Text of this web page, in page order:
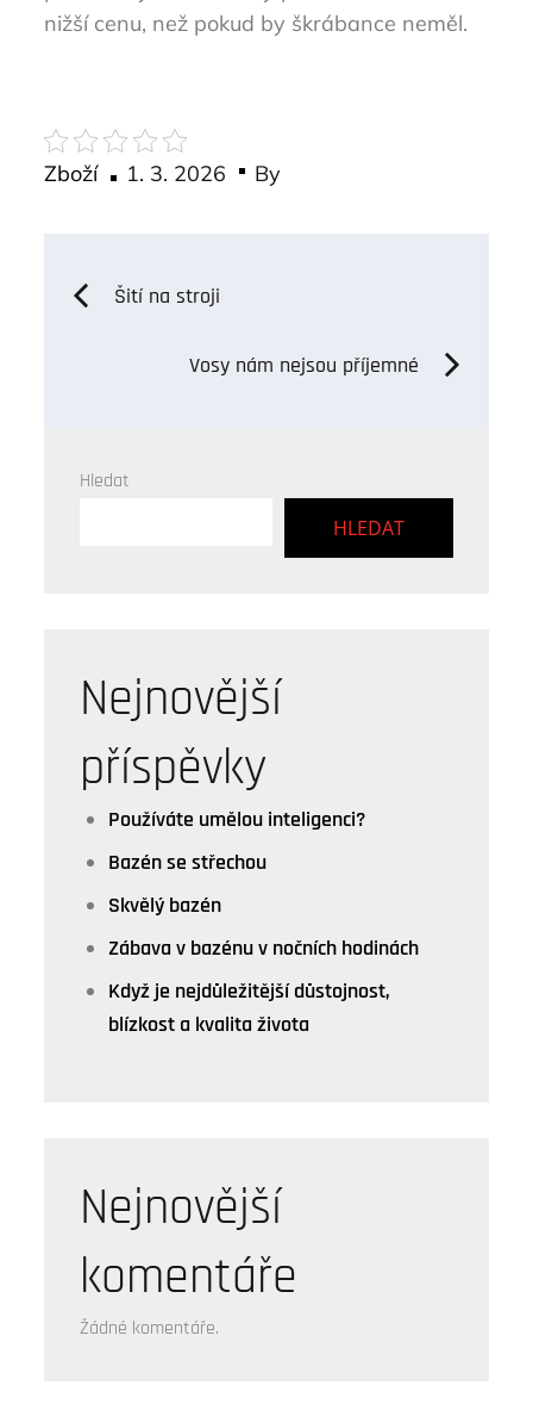
nižší cenu, než pokud by škrábance neměl.
Zboží
Posted
1. 3. 2026 By
Navigace
Šití na stroji
Vosy nám nejsou příjemné
Hledat
HLEDAT
Nejnovější
příspěvky
Používáte umělou inteligenci?
Bazén se střechou
Skvělý bazén
Zábava v bazénu v nočních hodinách
Když je nejdůležitější důstojnost,
blízkost a kvalita života
Nejnovější
komentáře
Žádné komentáře.